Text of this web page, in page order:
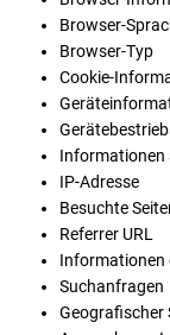
Browser-
Browser-Typ
Cookie-
Informationen
IP-Adresse
Besuchte
Referrer URL
Informationen
Suchanfragen
Geografischer